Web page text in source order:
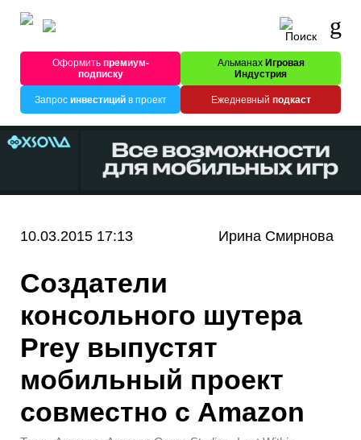
Оформитьпремиум-
подписку
Альманах Игровая
Индустрия
Запрос инвестицийв проект Ежедневный подкаст
10.03.2015 17:13 Ирина Смирнова
Создатели
консольного шутера
Prey выпустят
мобильный проект
совместно с Amazon